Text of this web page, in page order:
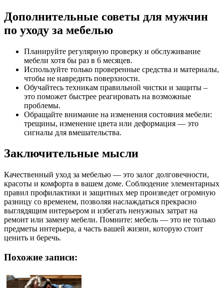
Дополнительные советы для мужчин
по уходу за мебелью
Планируйте регулярную проверку и обслуживание
мебели хотя бы раз в 6 месяцев.
Используйте только проверенные средства и материалы,
чтобы не навредить поверхности.
Обучайтесь техникам правильной чистки и защиты –
это поможет быстрее реагировать на возможные
проблемы.
Обращайте внимание на изменения состояния мебели:
трещины, изменение цвета или деформация — это
сигналы для вмешательства.
Заключительные мысли
Качественный уход за мебелью — это залог долговечности,
красоты и комфорта в вашем доме. Соблюдение элементарных
правил профилактики и защитных мер произведет огромную
разницу со временем, позволяя наслаждаться прекрасно
выглядящим интерьером и избегать ненужных затрат на
ремонт или замену мебели. Помните: мебель — это не только
предметы интерьера, а часть вашей жизни, которую стоит
ценить и беречь.
Похожие записи: